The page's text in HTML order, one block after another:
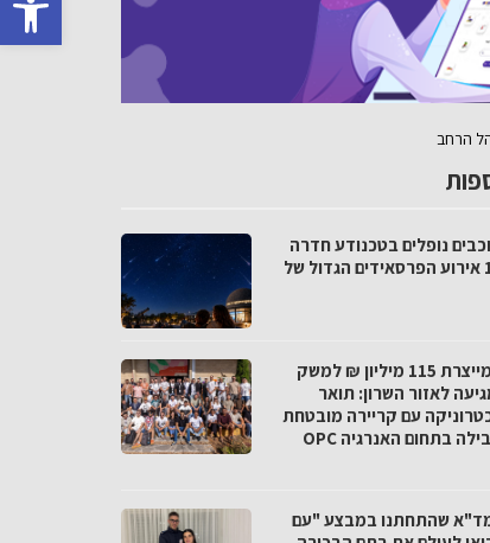
הרחב
נופלים בטכנודע חדרה
ב-13/8/26 אירוע הפרסאידים הגדול של
התכנית שמייצרת 115 מיליון ₪ למשק
לאזור השרון: תואר
עם קריירה מובטחת
בחברה מובילה בתחום האנרגיה OPC
מד"א שהתחתנו במבצע "עם